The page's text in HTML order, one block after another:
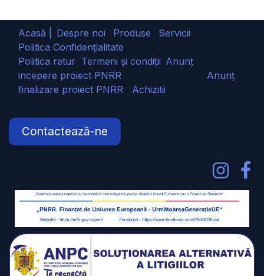
Acasă | Despre noi Produse
Servicii
Politica Confidențialitate
Politica retur Termeni și condiții Anunț
incepere proiect PNRR
Anunț
finalizare proiect PNRR Achizitii
Contactează-ne